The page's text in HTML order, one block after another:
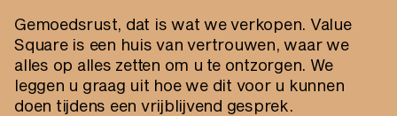
Gemoedsrust, dat is wat we verkopen. Value
Square is een huis van vertrouwen, waar we
alles op alles zetten om u te ontzorgen. We
leggen u graag uit hoe we dit voor u kunnen
doen tijdens een vrijblijvend gesprek.